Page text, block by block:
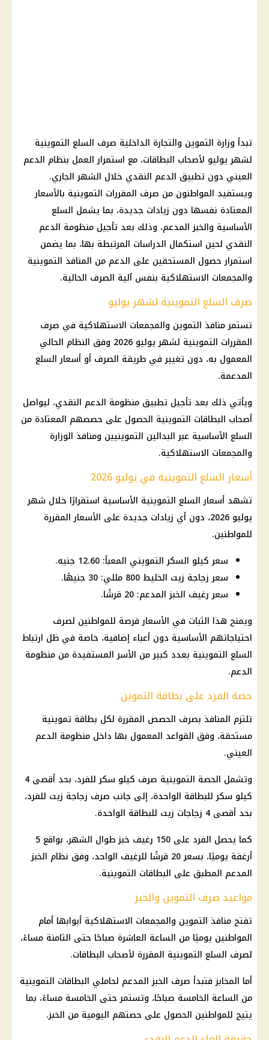
تبدأ وزارة التموين والتجارة الداخلية صرف السلع التموينية
لشهر يوليو لأصحاب البطاقات، مع استمرار العمل بنظام الدعم
العيني دون تطبيق الدعم النقدي خلال الشهر الجاري.
ويستفيد المواطنون من صرف المقررات التموينية بالأسعار
المعتادة نفسها دون زيادات جديدة، بما يشمل السلع
الأساسية والخبز المدعم، وذلك بعد تأجيل منظومة الدعم
النقدي لحين استكمال الدراسات المرتبطة بها، بما يضمن
استمرار حصول المستحقين على الدعم من المنافذ التموينية
والمجمعات الاستهلاكية بنفس آلية الصرف الحالية.
صرف السلع التموينية لشهر يوليو
تستمر منافذ التموين والمجمعات الاستهلاكية في صرف
المقررات التموينية لشهر يوليو 2026 وفق النظام الحالي
المعمول به، دون تغيير في طريقة الصرف أو أسعار السلع
المدعمة.
ويأتي ذلك بعد تأجيل تطبيق منظومة الدعم النقدي، ليواصل
أصحاب البطاقات التموينية الحصول على حصصهم المعتادة من
السلع الأساسية عبر البدالين التموينيين ومنافذ الوزارة
والمجمعات الاستهلاكية.
أسعار السلع التموينية في يوليو 2026
تشهد أسعار السلع التموينية الأساسية استقرارًا خلال شهر
يوليو 2026، دون أي زيادات جديدة على الأسعار المقررة
للمواطنين.
سعر كيلو السكر التمويني المعبأ: 12.60 جنيه.
سعر زجاجة زيت الخليط 800 مللي: 30 جنيهًا.
سعر رغيف الخبز المدعم: 20 قرشًا.
ويمنح هذا الثبات في الأسعار فرصة للمواطنين لصرف
احتياجاتهم الأساسية دون أعباء إضافية، خاصة في ظل ارتباط
السلع التموينية بعدد كبير من الأسر المستفيدة من منظومة
الدعم.
حصة الفرد على بطاقة التموين
تلتزم المنافذ بصرف الحصص المقررة لكل بطاقة تموينية
مستحقة، وفق القواعد المعمول بها داخل منظومة الدعم
العيني.
وتشمل الحصة التموينية صرف كيلو سكر للفرد، بحد أقصى 4
كيلو سكر للبطاقة الواحدة، إلى جانب صرف زجاجة زيت للفرد،
بحد أقصى 4 زجاجات زيت للبطاقة الواحدة.
كما يحصل الفرد على 150
رغيف خبز
طوال الشهر، بواقع 5
أرغفة يوميًا، بسعر 20 قرشًا للرغيف الواحد، وفق نظام
الخبز
المدعم المطبق على البطاقات التموينية.
مواعيد صرف التموين والخبز
تفتح منافذ التموين والمجمعات الاستهلاكية أبوابها أمام
المواطنين يوميًا من الساعة العاشرة صباحًا حتى الثامنة مساءً،
لصرف السلع التموينية المقررة لأصحاب البطاقات.
أما المخابز فتبدأ صرف الخبز المدعم لحاملي البطاقات التموينية
من الساعة الخامسة صباحًا، وتستمر حتى الخامسة مساءً، بما
يتيح للمواطنين الحصول على حصتهم اليومية من الخبز.